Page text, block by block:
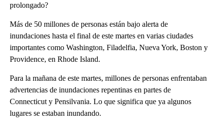
prolongado?
Más de 50 millones de personas están bajo alerta de
inundaciones hasta el final de este martes en varias ciudades
importantes como Washington, Filadelfia, Nueva York, Boston y
Providence, en Rhode Island.
Para la mañana de este martes, millones de personas enfrentaban
advertencias de inundaciones repentinas en partes de
Connecticut y Pensilvania. Lo que significa que ya algunos
lugares se estaban inundando.